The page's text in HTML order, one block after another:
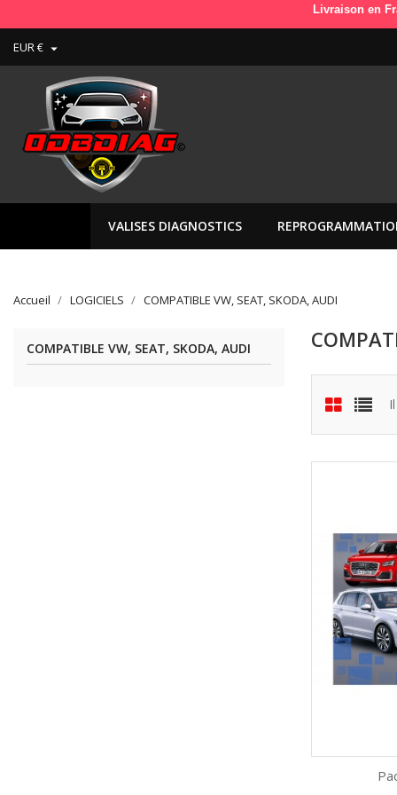
Livraison en France
EUR € 
VALISES DIAGNOSTICS
Accueil LOGICIELS COMPATIBLE VW, SEAT, SKODA, AUDI
COMPATIBLE VW, SEAT, SKODA, AUDI